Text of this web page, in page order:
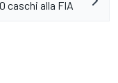
caschi alla FIA